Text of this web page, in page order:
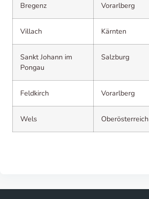
Bregenz Vorarlberg
Villach Kärnten
Sankt Johann im
Pongau
Salzburg
Feldkirch Vorarlberg
Wels Oberösterreich